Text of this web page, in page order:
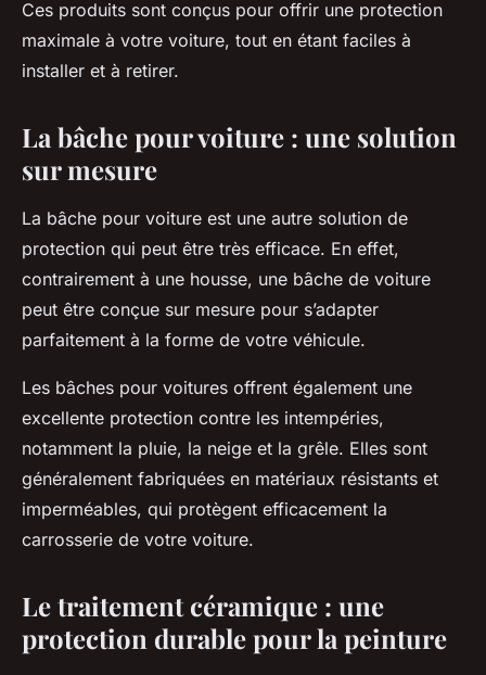
Ces produits sont conçus pour offrir une protection
maximale à votre voiture, tout en étant faciles à
installer et à retirer.
La bâche pour voiture : une solution
sur mesure
La bâche pour voiture est une autre solution de
protection qui peut être très efficace. En effet,
contrairement à une housse, une bâche de voiture
peut être conçue sur mesure pour s’adapter
parfaitement à la forme de votre véhicule.
Les bâches pour voitures offrent également une
excellente protection contre les intempéries,
notamment la pluie, la neige et la grêle. Elles sont
généralement fabriquées en matériaux résistants et
imperméables, qui protègent efficacement la
carrosserie de votre voiture.
Le traitement céramique : une
protection durable pour la peinture